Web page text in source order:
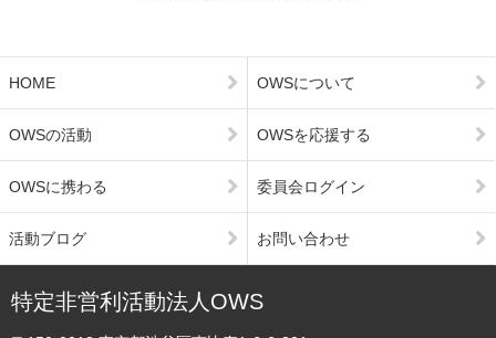
HOME
OWSの活動
OWSに携わる
活動ブログ
OWSについて
OWSを応援する
委員会ログイン
お問い合わせ
特定非営利活動法人OWS